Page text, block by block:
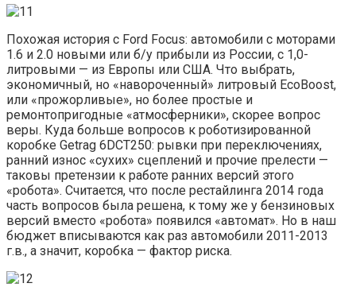
Похожая история с Ford Focus: автомобили с моторами
1.6 и 2.0 новыми или б/у прибыли из России, с 1,0-
литровыми — из Европы или США. Что выбрать,
экономичный, но «навороченный» литровый EcoBoost,
или «прожорливые», но более простые и
ремонтопригодные «атмосферники», скорее вопрос
веры. Куда больше вопросов к роботизированной
коробке Getrag 6DCT250: рывки при переключениях,
ранний износ «сухих» сцеплений и прочие прелести —
таковы претензии к работе ранних версий этого
«робота». Считается, что после рестайлинга 2014 года
часть вопросов была решена, к тому же у бензиновых
версий вместо «робота» появился «автомат». Но в наш
бюджет вписываются как раз автомобили 2011-2013
г.в., а значит, коробка — фактор риска.